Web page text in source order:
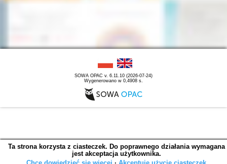
SOWA OPAC v. 6.11.10 (2026-07-24)
Wygenerowano w 0,4908 s.
Ta strona korzysta z ciasteczek. Do poprawnego działania wymagana
jest akceptacja użytkownika.